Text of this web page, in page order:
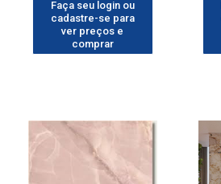
Faça seu login ou
cadastre-se para
ver preços e
comprar